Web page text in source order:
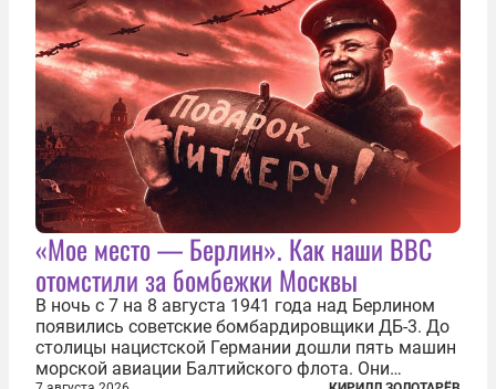
«Мое место — Берлин». Как наши ВВС
отомстили за бомбежки Москвы
В ночь с 7 на 8 августа 1941 года над Берлином
появились советские бомбардировщики ДБ-3. До
столицы нацистской Германии дошли пять машин
морской авиации Балтийского флота. Они